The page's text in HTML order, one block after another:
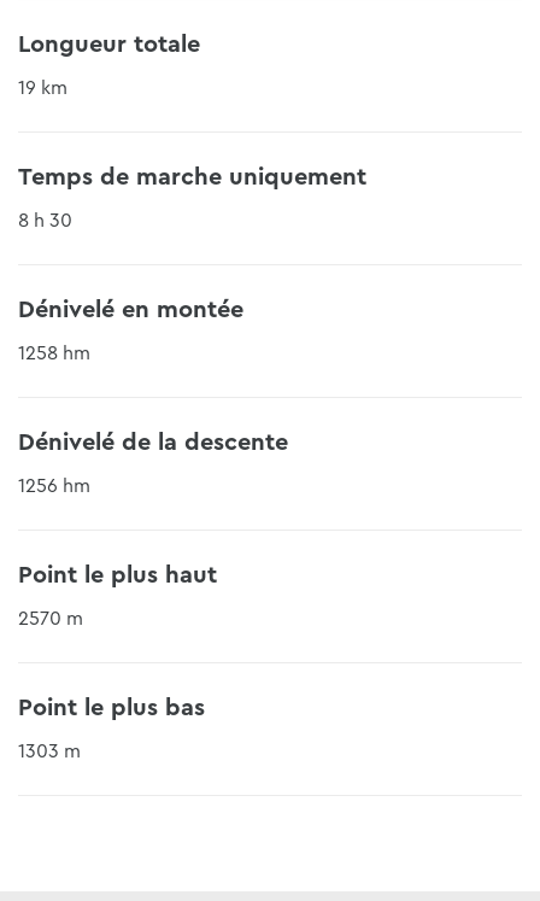
Longueur totale
19 km
Temps de marche uniquement
8 h 30
Dénivelé en montée
1258 hm
Dénivelé de la descente
1256 hm
Point le plus haut
2570 m
Point le plus bas
1303 m